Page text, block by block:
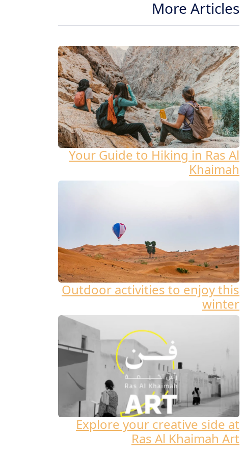
More Articles
Your Guide to Hiking in Ras Al
Khaimah
Outdoor activities to enjoy this
winter
Explore your creative side at
Ras Al Khaimah Art